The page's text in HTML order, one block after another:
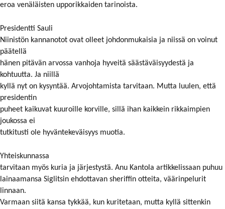
eroa venäläisten upporikkaiden tarinoista.
Presidentti Sauli
Niinistön kannanotot ovat olleet johdonmukaisia ja niissä on voinut
päätellä
hänen pitävän arvossa vanhoja hyveitä säästäväisyydestä ja
kohtuutta. Ja niillä
kyllä nyt on kysyntää. Arvojohtamista tarvitaan. Mutta luulen, että
presidentin
puheet kaikuvat kuuroille korville, sillä ihan kaikkein rikkaimpien
joukossa ei
tutkitusti ole hyväntekeväisyys muotia.
Yhteiskunnassa
tarvitaan myös kuria ja järjestystä. Anu Kantola artikkelissaan puhuu
lainaamansa Siglitsin ehdottavan sheriffin otteita, väärinpelurit
linnaan.
Varmaan siitä kansa tykkää, kun kuritetaan, mutta kyllä sittenkin